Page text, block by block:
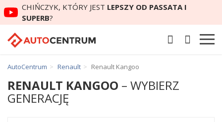
CHIŃCZYK, KTÓRY JEST LEPSZY OD PASSATA I
SUPERB?
AutoCentrum Renault Renault Kangoo
RENAULT KANGOO – WYBIERZ
GENERACJĘ